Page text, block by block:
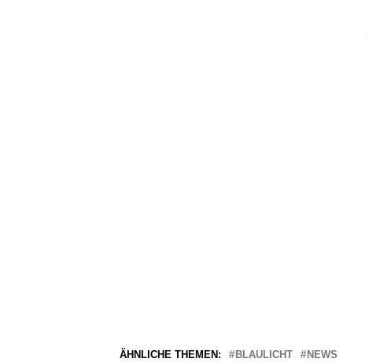
ÄHNLICHE THEMEN: BLAULICHT NEWS